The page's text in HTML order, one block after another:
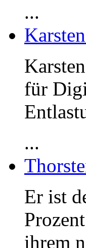
...
für
...
Er ist
ihrem